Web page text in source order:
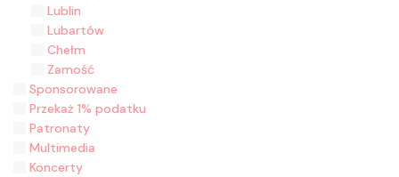
Lublin
Lubartów
Chełm
Zamość
Sponsorowane
Przekaż 1% podatku
Patronaty
Multimedia
Koncerty